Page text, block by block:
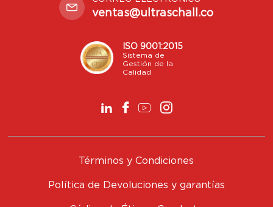
ventas@ultraschall.co
ISO 9001:2015
Sistema de
Gestión de la
Calidad
Términos y Condiciones
Política de Devoluciones y garantías